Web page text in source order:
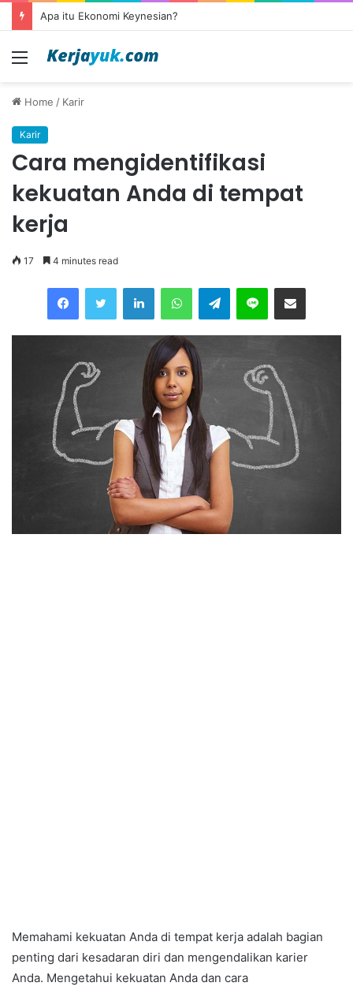
Apa itu Ekonomi Keynesian?
Menu
Home / Karir
Karir
Cara mengidentifikasi
kekuatan Anda di tempat
kerja
17 4 minutes read
Telegram
Memahami kekuatan Anda di tempat kerja adalah bagian
penting dari kesadaran diri dan mengendalikan karier
Anda. Mengetahui kekuatan Anda dan cara